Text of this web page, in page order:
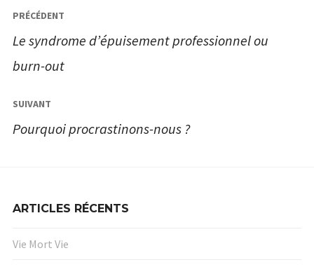
Navigation
de
l’article
PRÉCÉDENT
Le syndrome d’épuisement professionnel ou
burn-out
SUIVANT
Pourquoi procrastinons-nous ?
ARTICLES RÉCENTS
Vie Mort Vie